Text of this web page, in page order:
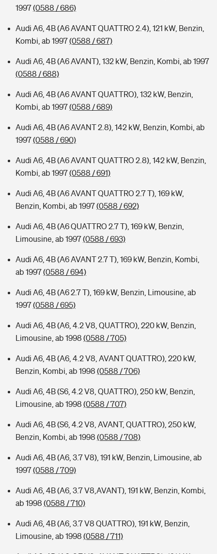
1997(0588 / 686)
Audi A6, 4B (A6 AVANT QUATTRO 2.4), 121 kW, Benzin,
Kombi, ab 1997(0588 / 687)
Audi A6, 4B (A6 AVANT), 132 kW, Benzin, Kombi, ab 1997
(0588 / 688)
Audi A6, 4B (A6 AVANT QUATTRO), 132 kW, Benzin,
Kombi, ab 1997(0588 / 689)
Audi A6, 4B (A6 AVANT 2.8), 142 kW, Benzin, Kombi, ab
1997(0588 / 690)
Audi A6, 4B (A6 AVANT QUATTRO 2.8), 142 kW, Benzin,
Kombi, ab 1997(0588 / 691)
Audi A6, 4B (A6 AVANT QUATTRO 2.7 T), 169 kW,
Benzin, Kombi, ab 1997(0588 / 692)
Audi A6, 4B (A6 QUATTRO 2.7 T), 169 kW, Benzin,
Limousine, ab 1997(0588 / 693)
Audi A6, 4B (A6 AVANT 2.7 T), 169 kW, Benzin, Kombi,
ab 1997(0588 / 694)
Audi A6, 4B (A6 2.7 T), 169 kW, Benzin, Limousine, ab
1997(0588 / 695)
Audi A6, 4B (A6, 4.2 V8, QUATTRO), 220 kW, Benzin,
Limousine, ab 1998 (0588 / 705)
Audi A6, 4B (A6, 4.2 V8, AVANT QUATTRO), 220 kW,
Benzin, Kombi, ab 1998 (0588 / 706)
Audi A6, 4B (S6, 4.2 V8, QUATTRO), 250 kW, Benzin,
Limousine, ab 1998 (0588 / 707)
Audi A6, 4B (S6, 4.2 V8, AVANT, QUATTRO), 250 kW,
Benzin, Kombi, ab 1998 (0588 / 708)
Audi A6, 4B (A6, 3.7 V8), 191 kW, Benzin, Limousine, ab
1997(0588 / 709)
Audi A6, 4B (A6, 3.7 V8,AVANT), 191 kW, Benzin, Kombi,
ab 1998 (0588 / 710)
Audi A6, 4B (A6, 3.7 V8 QUATTRO), 191 kW, Benzin,
Limousine, ab 1998 (0588 / 711)